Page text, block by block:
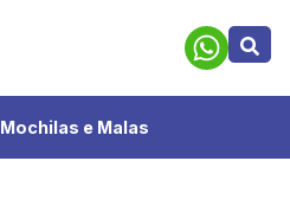
Mochilas e Malas